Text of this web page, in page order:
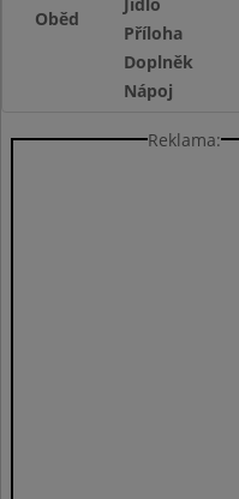
Oběd
Příloha
Doplněk
Nápoj
Reklama: